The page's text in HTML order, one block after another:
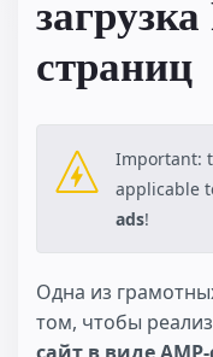
страниц
Important:
applicable
ads!
Одна из
том, чтобы